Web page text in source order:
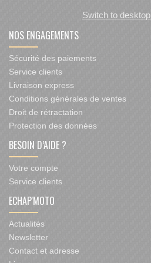
Switch to
NOS ENGAGEMENTS
Sécurité des paiements
Service clients
Livraison express
Conditions générales de ventes
Droit de rétractation
Protection des données
BESOIN D’AIDE ?
Votre compte
Service clients
ECHAP'MOTO
Actualités
Newsletter
Contact et adresse